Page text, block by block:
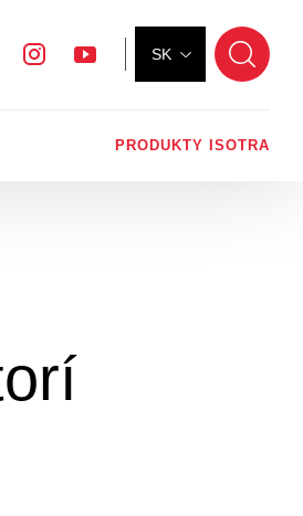
SK
YouTube
Instagram
Facebook
PRODUKTY ISOTRA